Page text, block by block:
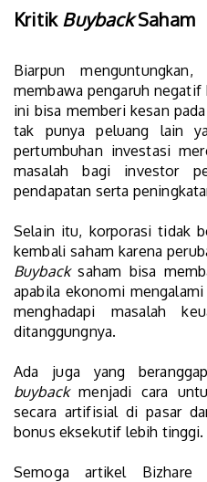
Kritik BuybackSaham
Biarpun menguntungkan,
membawa pengaruh negatif
ini bisa memberi kesan
tak punya peluang lain
pertumbuhan investasi
masalah bagi investor
pendapatan serta
Selain itu, korporasi tidak
kembali saham karena
Buybacksaham bisa
apabila ekonomi
menghadapi masalah
ditanggungnya.
Ada juga yang
buybackmenjadi cara
secara artifisial di pasar
bonus eksekutif lebih tinggi.
Semoga artikel Bizhare